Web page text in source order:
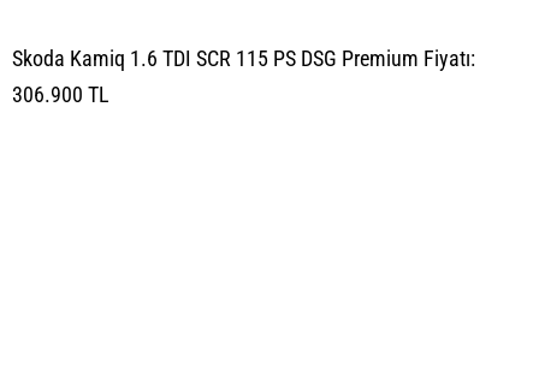
Skoda Kamiq 1.6 TDI SCR 115 PS DSG Premium Fiyatı:
306.900 TL